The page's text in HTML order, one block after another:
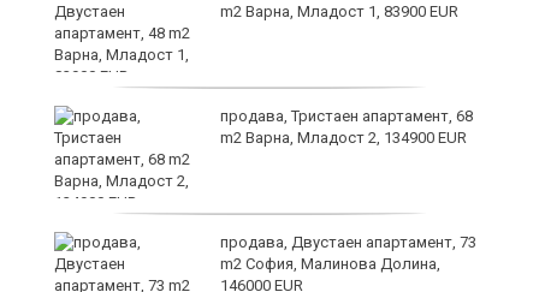
m2 Варна, Младост 1, 83900 EUR
продава, Тристаен апартамент, 68
m2 Варна, Младост 2, 134900 EUR
продава, Двустаен апартамент, 73
m2 София, Малинова Долина,
146000 EUR